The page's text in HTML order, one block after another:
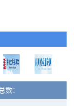
数：